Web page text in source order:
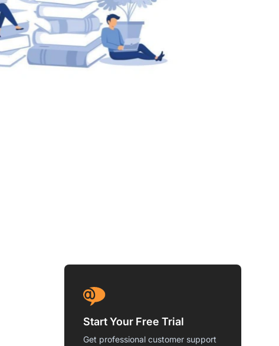
Start Your Free Trial
Get professional customer support